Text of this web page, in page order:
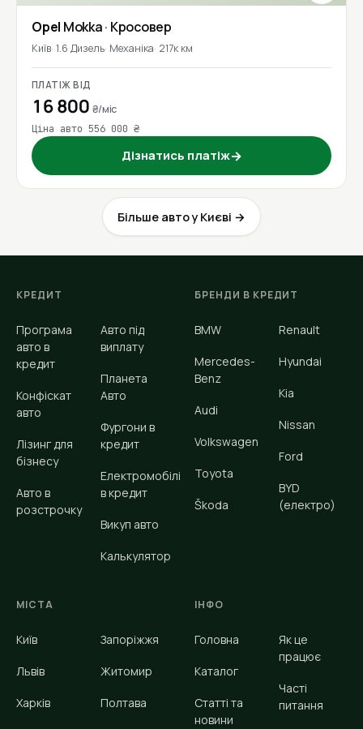
Opel Mokka· Кросовер
Київ 1.6 Дизель Механіка 217к км
ПЛАТІЖ ВІД
16 800 ₴/міс
Ціна авто 556 000 ₴
Дізнатись платіж→
Більше авто у Києві →
КРЕДИТ
Програма
авто в
кредит
Конфіскат
авто
Лізинг для
бізнесу
Авто в
розстрочку
Авто під
виплату
Планета
Авто
Фургони в
кредит
Електромобілі
в кредит
Викуп авто
Калькулятор
БРЕНДИ В КРЕДИТ
BMW
Mercedes-
Benz
Audi
Volkswagen
Toyota
Škoda
Renault
Hyundai
Kia
Nissan
Ford
BYD
(електро)
МІСТА
Київ
Львів
Харків
Запоріжжя
Житомир
Полтава
ІНФО
Головна
Каталог
Статті та
новини
Як це
працює
Часті
питання